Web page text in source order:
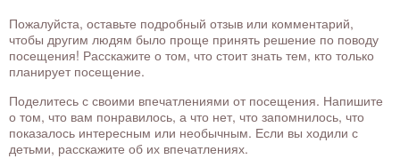
Пожалуйста, оставьте подробный отзыв или комментарий,
чтобы другим людям было проще принять решение по поводу
посещения! Расскажите о том, что стоит знать тем, кто только
планирует посещение.
Поделитесь с своими впечатлениями от посещения. Напишите
о том, что вам понравилось, а что нет, что запомнилось, что
показалось интересным или необычным. Если вы ходили с
детьми, расскажите об их впечатлениях.